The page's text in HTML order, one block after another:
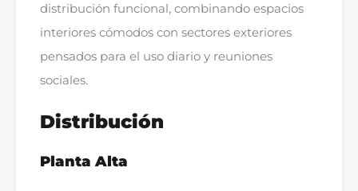
distribución funcional, combinando espacios
interiores cómodos con sectores exteriores
pensados para el uso diario y reuniones
sociales.
Distribución
Planta Alta